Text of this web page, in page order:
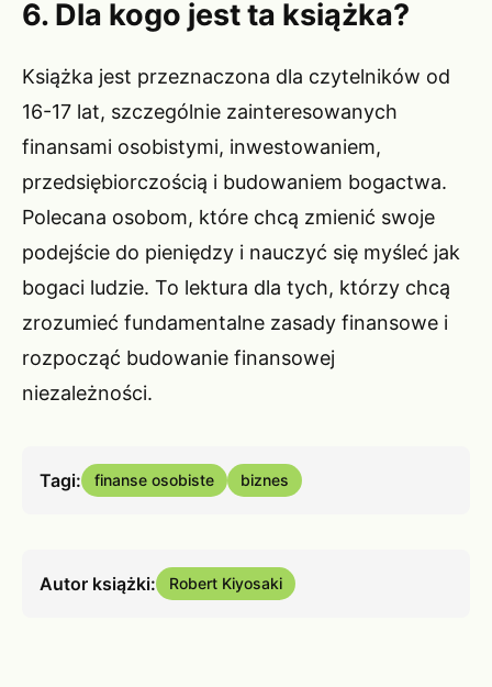
6. Dla kogo jest ta książka?
Książka jest przeznaczona dla czytelników od
16-17 lat, szczególnie zainteresowanych
finansami osobistymi, inwestowaniem,
przedsiębiorczością i budowaniem bogactwa.
Polecana osobom, które chcą zmienić swoje
podejście do pieniędzy i nauczyć się myśleć jak
bogaci ludzie. To lektura dla tych, którzy chcą
zrozumieć fundamentalne zasady finansowe i
rozpocząć budowanie finansowej
niezależności.
Tagi: finanse osobiste biznes
Autor książki: Robert Kiyosaki